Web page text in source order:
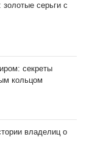
серьги с
секреты
кольцом
владелиц о